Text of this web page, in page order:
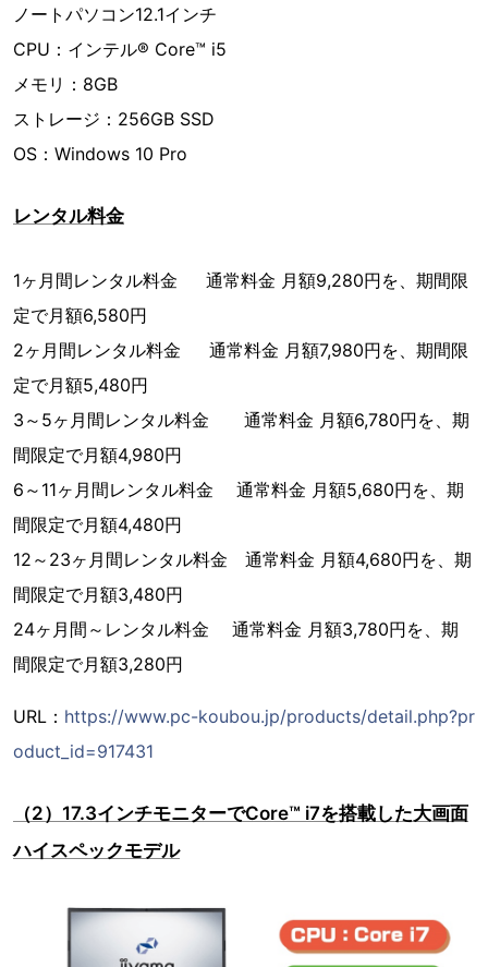
ノートパソコン12.1インチ
CPU：インテル® Core™ i5
メモリ：8GB
ストレージ：256GB SSD
OS：Windows 10 Pro
レンタル料金
1ヶ月間レンタル料金 通常料金 月額9,280円を、期間限
定で月額6,580円
2ヶ月間レンタル料金 通常料金 月額7,980円を、期間限
定で月額5,480円
3～5ヶ月間レンタル料金 通常料金 月額6,780円を、期
間限定で月額4,980円
6～11ヶ月間レンタル料金 通常料金 月額5,680円を、期
間限定で月額4,480円
12～23ヶ月間レンタル料金 通常料金 月額4,680円を、期
間限定で月額3,480円
24ヶ月間～レンタル料金 通常料金 月額3,780円を、期
間限定で月額3,280円
URL： https://www.pc-koubou.jp/products/detail.php?pr
oduct_id=917431
（2）17.3インチモニターでCore™ i7を搭載した大画面
ハイスペックモデル